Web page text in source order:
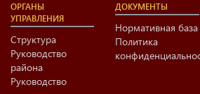
ОРГАНЫ
УПРАВЛЕНИЯ
Структура
Руководство
района
Руководство
ДОКУМЕНТЫ
Нормативная база
Политика